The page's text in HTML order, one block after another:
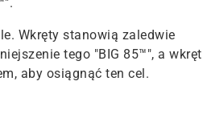
Wkręty stanowią zaledwie
tego "BIG 85™", a wkręt
aby osiągnąć ten cel.